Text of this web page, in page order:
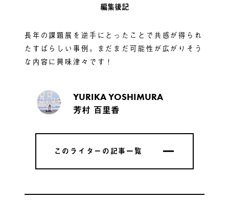
編集後記
長年の課題展を逆手にとったことで共感が得られ
たすばらしい事例。まだまだ可能性が広がりそう
な内容に興味津々です！
YURIKA YOSHIMURA
芳村 百里香
このライターの記事一覧
このライターの記事一覧